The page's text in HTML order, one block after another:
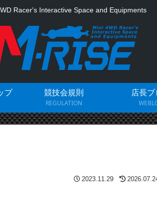
Racer's Interactive Space and Equipments
プ
競技会規則
REGULATION
店長ブ
2023.11.29